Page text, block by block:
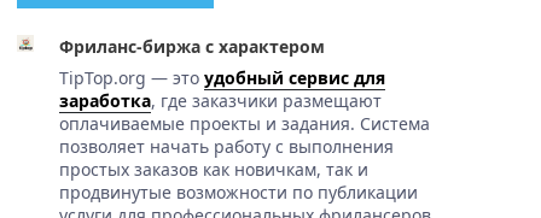
Фриланс-биржа с характером
TipTop.org — это удобный сервис для
заработка, где заказчики размещают
оплачиваемые проекты и задания. Система
позволяет начать работу с выполнения
простых заказов как новичкам, так и
продвинутые возможности по публикации